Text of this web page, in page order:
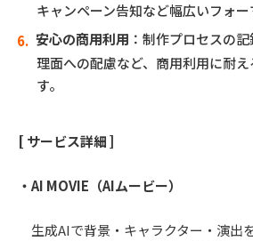
キャンペーン告知など幅広いフォー
安心の商用利用 ：制作プロセスの
理面への配慮など、商用利用に耐
す。
[ サービス詳細 ]
・AI MOVIE（AIムービー）
生成AIで背景・キャラクター・演出